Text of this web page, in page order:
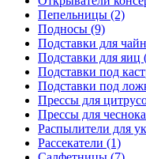
Пепельницы (2)
Подносы (9)
Подставки для
Подставки для яиц
Подставки под
Подставки под
Прессы для
Прессы для
Распылители для
Рассекатели (1)